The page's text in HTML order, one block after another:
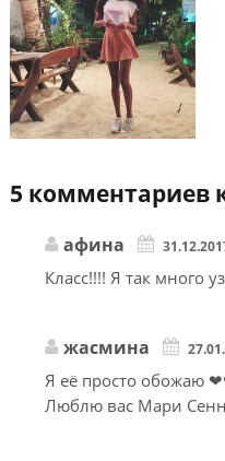
5 комментариев
афина
Класс!!!! Я так много
жасмина
Я её просто обожаю
Люблю вас Мари